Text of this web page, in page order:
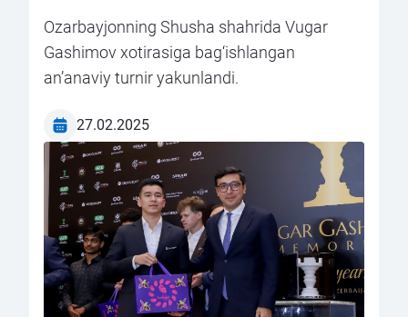
Ozarbayjonning Shusha shahrida Vugar
Gashimov xotirasiga bag‘ishlangan
anʼanaviy turnir yakunlandi.
27.02.2025